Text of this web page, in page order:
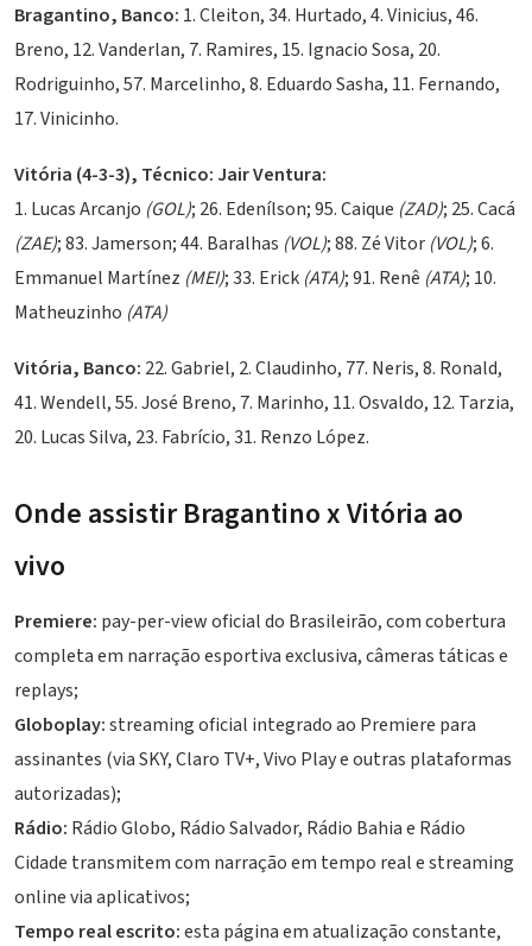
Bragantino, Banco: 1. Cleiton, 34. Hurtado, 4. Vinicius, 46.
Breno, 12. Vanderlan, 7. Ramires, 15. Ignacio Sosa, 20.
Rodriguinho, 57. Marcelinho, 8. Eduardo Sasha, 11. Fernando,
17. Vinicinho.
Vitória (4-3-3), Técnico: Jair Ventura:
1. Lucas Arcanjo (GOL); 26. Edenílson; 95. Caique (ZAD); 25. Cacá
(ZAE); 83. Jamerson; 44. Baralhas (VOL); 88. Zé Vitor (VOL); 6.
Emmanuel Martínez (MEI); 33. Erick (ATA); 91. Renê (ATA); 10.
Matheuzinho (ATA)
Vitória, Banco: 22. Gabriel, 2. Claudinho, 77. Neris, 8. Ronald,
41. Wendell, 55. José Breno, 7. Marinho, 11. Osvaldo, 12. Tarzia,
20. Lucas Silva, 23. Fabrício, 31. Renzo López.
Onde assistir Bragantino x Vitória ao
vivo
Premiere: pay-per-view oficial do Brasileirão, com cobertura
completa em narração esportiva exclusiva, câmeras táticas e
replays;
Globoplay:streaming oficial integrado ao Premiere para
assinantes (via SKY, Claro TV+, Vivo Play e outras plataformas
autorizadas);
Rádio: Rádio Globo, Rádio Salvador, Rádio Bahia e Rádio
Cidade transmitem com narração em tempo real e streaming
online via aplicativos;
Tempo real escrito:esta página em atualização constante,